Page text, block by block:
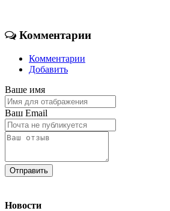
Комментарии
Комментарии
Добавить
Ваше имя
Ваш Email
Новости